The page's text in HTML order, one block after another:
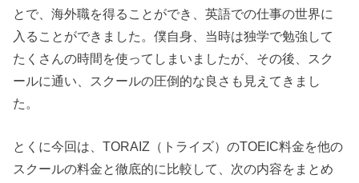
とで、海外職を得ることができ、英語での仕事の世界に
入ることができました。僕自身、当時は独学で勉強して
たくさんの時間を使ってしまいましたが、その後、スク
ールに通い、スクールの圧倒的な良さも見えてきまし
た。
とくに今回は、TORAIZ（トライズ）のTOEIC料金を他の
スクールの料金と徹底的に比較して、次の内容をまとめ